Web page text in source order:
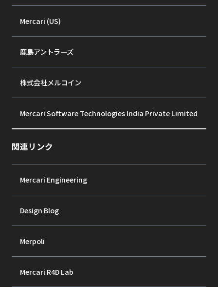
Mercari (US)
鹿島アントラーズ
株式会社メルコイン
Mercari Software Technologies India Private Limited
関連リンク
Mercari Engineering
Design Blog
Merpoli
Mercari R4D Lab